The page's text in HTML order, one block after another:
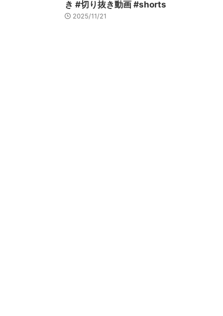
き #切り抜き動画 #shorts
2025/11/21